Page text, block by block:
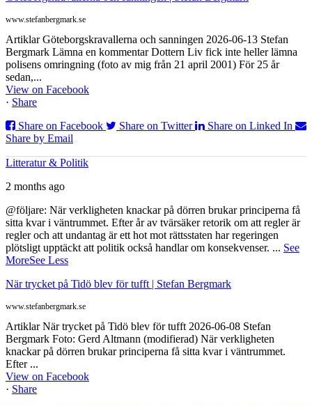
www.stefanbergmark.se
Artiklar Göteborgskravallerna och sanningen 2026-06-13 Stefan
Bergmark Lämna en kommentar Dottern Liv fick inte heller lämna
polisens omringning (foto av mig från 21 april 2001) För 25 år
sedan,...
View on Facebook
· Share
Share on Facebook
Share on Twitter
Share on Linked In
Share by Email
Litteratur & Politik
2 months ago
@följare: När verkligheten knackar på dörren brukar principerna få
sitta kvar i väntrummet. Efter år av tvärsäker retorik om att regler är
regler och att undantag är ett hot mot rättsstaten har regeringen
plötsligt upptäckt att politik också handlar om konsekvenser. ... See
MoreSee Less
När trycket på Tidö blev för tufft | Stefan Bergmark
www.stefanbergmark.se
Artiklar När trycket på Tidö blev för tufft 2026-06-08 Stefan
Bergmark Foto: Gerd Altmann (modifierad) När verkligheten
knackar på dörren brukar principerna få sitta kvar i väntrummet.
Efter ...
View on Facebook
· Share